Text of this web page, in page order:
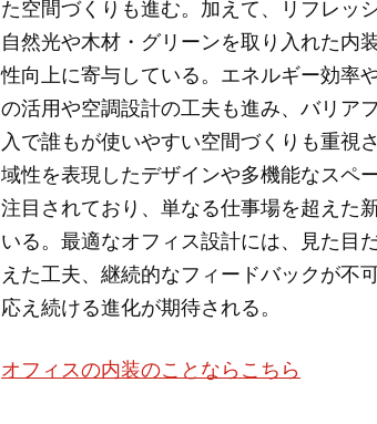
た空間づくりも進む。加えて、リフレッ
自然光や木材・グリーンを取り入れた内
性向上に寄与している。エネルギー効率
の活用や空調設計の工夫も進み、バリア
入で誰もが使いやすい空間づくりも重視
域性を表現したデザインや多機能なスペ
注目されており、単なる仕事場を超えた
いる。最適なオフィス設計には、見た目
えた工夫、継続的なフィードバックが不
応え続ける進化が期待される。
オフィスの内装のことならこちら